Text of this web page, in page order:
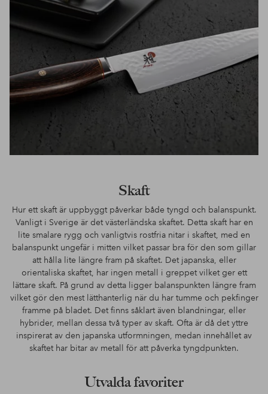
Skaft
Hur ett skaft är uppbyggt påverkar både tyngd och balanspunkt.
Vanligt i Sverige är det västerländska skaftet. Detta skaft har en
lite smalare rygg och vanligtvis rostfria nitar i skaftet, med en
balanspunkt ungefär i mitten vilket passar bra för den som gillar
att hålla lite längre fram på skaftet. Det japanska, eller
orientaliska skaftet, har ingen metall i greppet vilket ger ett
lättare skaft. På grund av detta ligger balanspunkten längre fram
vilket gör den mest lätthanterlig när du har tumme och pekfinger
framme på bladet. Det finns såklart även blandningar, eller
hybrider, mellan dessa två typer av skaft. Ofta är då det yttre
inspirerat av den japanska utformningen, medan innehållet av
skaftet har bitar av metall för att påverka tyngdpunkten.
Utvalda favoriter